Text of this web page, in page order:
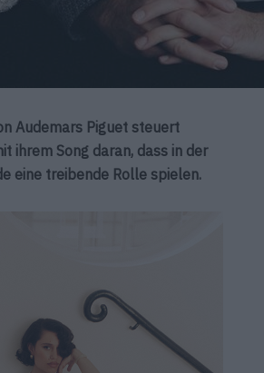
Audemars Piguet steuert
ihrem Song daran, dass in der
eine treibende Rolle spielen.